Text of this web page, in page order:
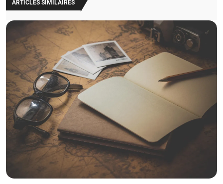
ARTICLES SIMILAIRES